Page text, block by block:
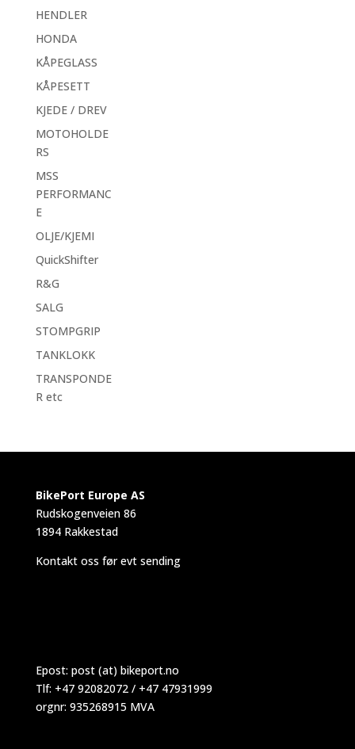
HENDLER
HONDA
KÅPEGLASS
KÅPESETT
KJEDE / DREV
MOTOHOLDE
RS
MSS
PERFORMANC
E
OLJE/KJEMI
QuickShifter
R&G
SALG
STOMPGRIP
TANKLOKK
TRANSPONDE
R etc
BikePort Europe AS
Rudskogenveien 86
1894 Rakkestad
Kontakt oss før evt sending
Epost: post (at) bikeport.no
Tlf: +47 92082072 / +47 47931999
orgnr: 935268915 MVA